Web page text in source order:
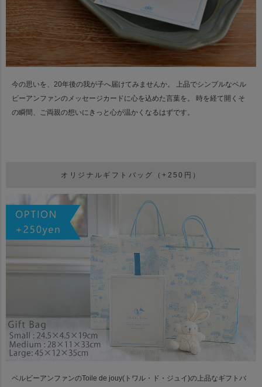
今の思いを、20年後の我が子へ届けてみませんか。 上品でシンプルなベル
ビーアンファンのメッセージカードに心を込めた言葉を。 時を経て開くそ
の瞬間、ご両親の想いにきっと心が温かくなるはずです。
オリジナルギフトバッグ（+250円）
ベルビーアンファンのToile de jouy(トワル・ド・ジュイ)の上品なギフトバ